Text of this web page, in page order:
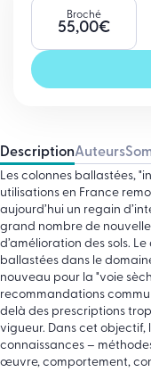
Broché
55,00€
DescriptionAuteurs
Les colonnes ballastées,
utilisations en France
aujourd’hui un regain
grand nombre de
d’amélioration des sols.
ballastées dans le
nouveau pour la "voie
recommandations
delà des prescriptions trop
vigueur. Dans cet objectif,
connaissances –
œuvre, comportement,